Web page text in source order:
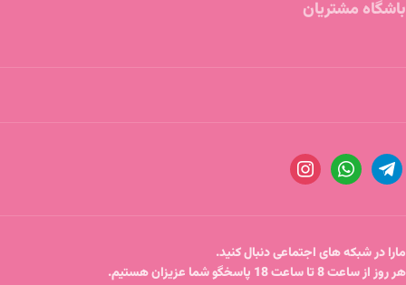
باشگاه مشتریان
مارا در شبکه های اجتماعی دنبال کنید.
هر روز از ساعت 8 تا ساعت 18 پاسخگو شما عزیزان هستیم.